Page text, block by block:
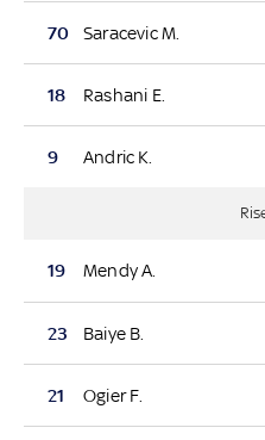
70 Saracevic M.
18 Rashani E.
9 Andric K.
19 Mendy A.
23 Baiye B.
21 Ogier F.